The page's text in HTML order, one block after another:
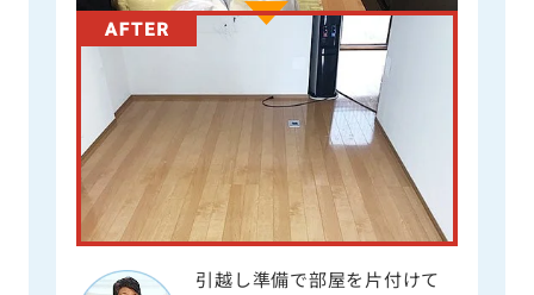
引越し準備で部屋を片付けて